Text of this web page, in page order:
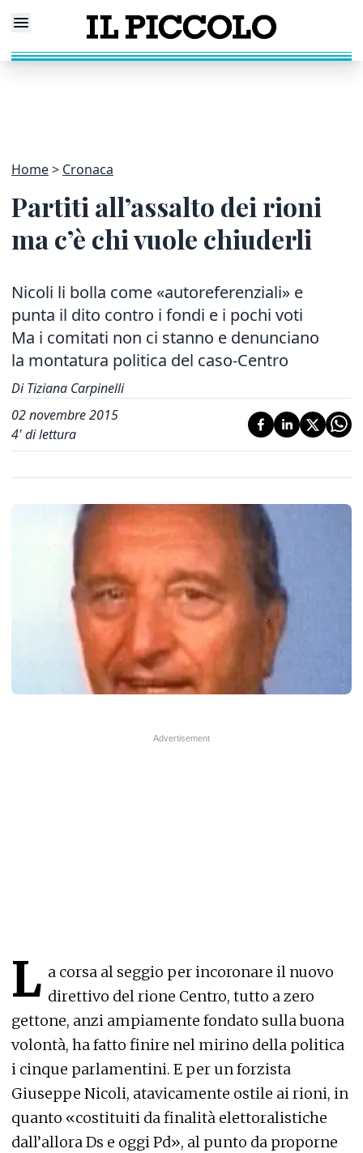
Home Cronaca
Partiti all’assalto dei rioni
ma c’è chi vuole chiuderli
Nicoli li bolla come «autoreferenziali» e
punta il dito contro i fondi e i pochi voti
Ma i comitati non ci stanno e denunciano
la montatura politica del caso-Centro
Di Tiziana Carpinelli
02 novembre 2015
4' di lettura
L a corsa al seggio per incoronare il nuovo
direttivo del rione Centro, tutto a zero
gettone, anzi ampiamente fondato sulla buona
volontà, ha fatto finire nel mirino della politica
i cinque parlamentini. E per un forzista
Giuseppe Nicoli, atavicamente ostile ai rioni, in
quanto «costituiti da finalità elettoralistiche
dall’allora Ds e oggi Pd», al punto da proporne